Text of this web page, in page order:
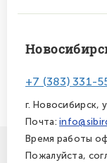
+7 (383) 331-
г. Новосибирск,
Почта:
Время работы
Пожалуйста,